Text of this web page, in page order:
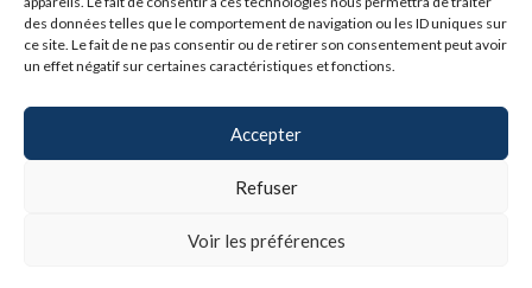
des données telles que le comportement de navigation ou les ID uniques sur
ce site. Le fait de ne pas consentir ou de retirer son consentement peut avoir
un effet négatif sur certaines caractéristiques et fonctions.
Accepter
Refuser
Voir les préférences
